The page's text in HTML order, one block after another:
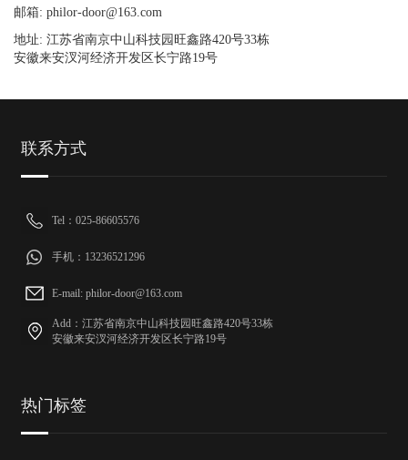
邮箱: philor-door@163.com
地址: 江苏省南京中山科技园旺鑫路420号33栋
安徽来安汊河经济开发区长宁路19号
联系方式
Tel：025-86605576
手机：13236521296
E-mail: philor-door@163.com
Add：江苏省南京中山科技园旺鑫路420号33栋
安徽来安汊河经济开发区长宁路19号
热门标签